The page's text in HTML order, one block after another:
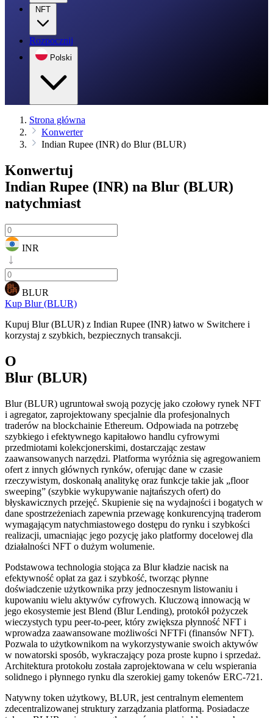
NFT
Rozpocznij
Polski
Strona główna
Konwerter
Indian Rupee (INR) do Blur (BLUR)
Konwertuj
Indian Rupee (INR) na Blur (BLUR)
natychmiast
INR
BLUR
Kup Blur (BLUR)
Kupuj Blur (BLUR) z Indian Rupee (INR) łatwo w Switchere i
korzystaj z szybkich, bezpiecznych transakcji.
O
Blur (BLUR)
Blur (BLUR) ugruntował swoją pozycję jako czołowy rynek NFT
i agregator, zaprojektowany specjalnie dla profesjonalnych
traderów na blockchainie Ethereum. Odpowiada na potrzebę
szybkiego i efektywnego kapitałowo handlu cyfrowymi
przedmiotami kolekcjonerskimi, dostarczając zestaw
zaawansowanych narzędzi. Platforma wyróżnia się agregowaniem
ofert z innych głównych rynków, oferując dane w czasie
rzeczywistym, doskonałą analitykę oraz funkcje takie jak „floor
sweeping” (szybkie wykupywanie najtańszych ofert) do
błyskawicznych przejęć. Skupienie się na wydajności i bogatych w
dane spostrzeżeniach zapewnia przewagę konkurencyjną traderom
wymagającym natychmiastowego dostępu do rynku i szybkości
realizacji, umacniając jego pozycję jako platformy docelowej dla
działalności NFT o dużym wolumenie.
Podstawowa technologia stojąca za Blur kładzie nacisk na
efektywność opłat za gaz i szybkość, tworząc płynne
doświadczenie użytkownika przy jednoczesnym listowaniu i
kupowaniu wielu aktywów cyfrowych. Kluczową innowacją w
jego ekosystemie jest Blend (Blur Lending), protokół pożyczek
wieczystych typu peer-to-peer, który zwiększa płynność NFT i
wprowadza zaawansowane możliwości NFTFi (finansów NFT).
Pozwala to użytkownikom na wykorzystywanie swoich aktywów
w nowatorski sposób, wykraczający poza proste kupno i sprzedaż.
Architektura protokołu została zaprojektowana w celu wspierania
solidnego i płynnego rynku dla szerokiej gamy tokenów ERC-721.
Natywny token użytkowy, BLUR, jest centralnym elementem
zdecentralizowanej struktury zarządzania platformą. Posiadacze